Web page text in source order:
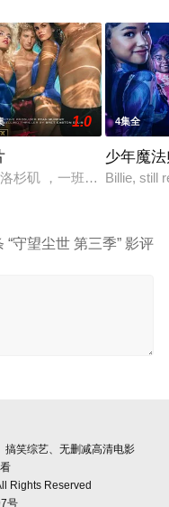
·古丁,阿德里安·霍姆斯,克
1.0
杉矶 ，一班精英名校的
4集全
少年魔
Billie, still
“守望尘世 第三季” 影评
搞笑综艺、无删减高清电影
Rights Reserved
号